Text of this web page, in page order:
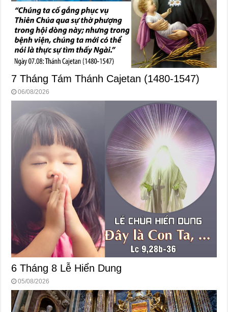
7 Tháng Tám Thánh Cajetan (1480-1547)
06/08/2026
6 Tháng 8 Lễ Hiển Dung
05/08/2026